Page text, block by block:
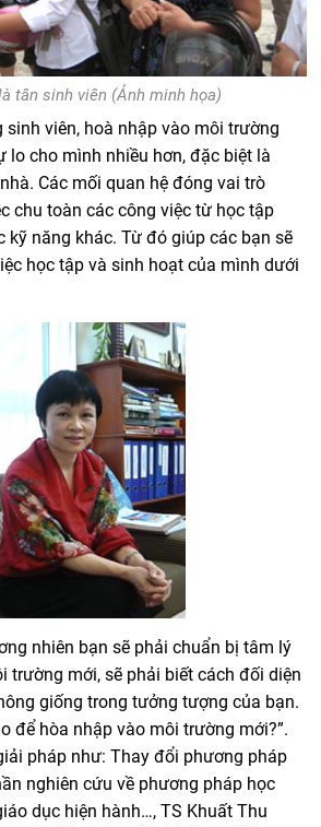
tân sinh viên (Ảnh minh họa)
sinh viên, hoà nhập vào môi trường
lo cho mình nhiều hơn, đặc biệt là
Các mối quan hệ đóng vai trò
chu toàn các công việc từ học tập
kỹ năng khác. Từ đó giúp các bạn sẽ
học tập và sinh hoạt của mình dưới
nhiên bạn sẽ phải chuẩn bị tâm lý
trường mới, sẽ phải biết cách đối diện
giống trong tưởng tượng của bạn.
để hòa nhập vào môi trường mới?”.
pháp như: Thay đổi phương pháp
nghiên cứu về phương pháp học
dục hiện hành…, TS Khuất Thu